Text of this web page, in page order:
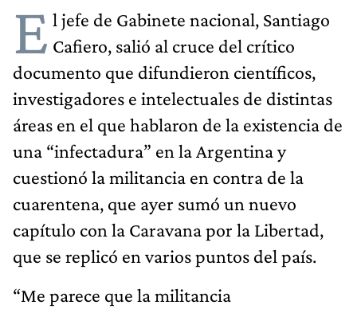
E l jefe de Gabinete nacional, Santiago
Cafiero, salió al cruce del crítico
documento que difundieron científicos,
investigadores e intelectuales de distintas
áreas en el que hablaron de la existencia de
una “infectadura” en la Argentina y
cuestionó la militancia en contra de la
cuarentena, que ayer sumó un nuevo
capítulo con la Caravana por la Libertad,
que se replicó en varios puntos del país.
“Me parece que la militancia